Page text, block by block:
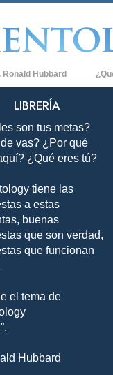
Ronald Hubbard
Qué
Los
Una
LIBRERÍA
son tus metas?
vas? ¿Por qué
¿Qué eres tú?
tiene las
a estas
buenas
que son verdad,
que funcionan
el tema de
Hubbard